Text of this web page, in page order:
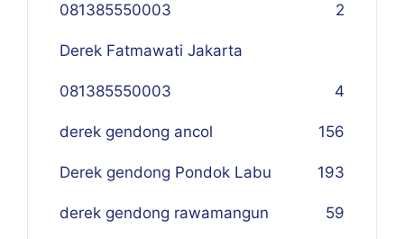
081385550003 2
Derek Fatmawati Jakarta
081385550003 4
derek gendong ancol 156
Derek gendong Pondok Labu 193
derek gendong rawamangun 59